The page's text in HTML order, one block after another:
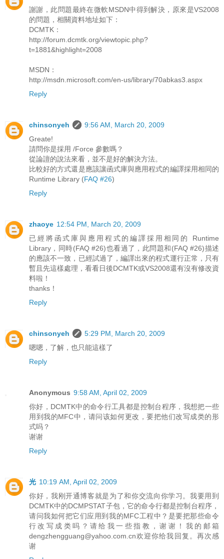
謝謝，此問題最終在微軟MSDN中得到解決，原來是VS2008
的問題，相關資料地址如下：
DCMTK：
http://forum.dcmtk.org/viewtopic.php?
t=1881&highlight=2008
MSDN：
http://msdn.microsoft.com/en-us/library/70abkas3.aspx
Reply
chinsonyeh
9:56 AM, March 20, 2009
Greate!
請問你是採用 /Force 參數嗎？
從論譠的說法來看，並不是好的解決方法。
比較好的方式還是應該讓函式庫與應用程式的編譯採用相同的
Runtime Library (FAQ #26)
Reply
zhaoye 12:54 PM, March 20, 2009
已經將函式庫與應用程式的編譯採用相同的 Runtime
Library，同時(FAQ #26)也看過了，此問題和(FAQ #26)描述
的應該不一致，已經試過了，編譯出來的程式運行正常，只有
暫且先這樣處理，看看日後DCMTK或VS2008還有沒有修改資
料啦！
thanks！
Reply
chinsonyeh
5:29 PM, March 20, 2009
嗯嗯，了解，也只能這樣了
Reply
Anonymous 9:58 AM, April 02, 2009
你好，DCMTK中的命令行工具都是控制台程序，我想把一些
用到我的MFC中，请问该如何更改，要把他们改写成类的形
式吗？
谢谢
Reply
光 10:19 AM, April 02, 2009
你好，我刚开通博客就是为了和你交流向你学习。我要用到
DCMTK中的DCMPSTAT子包，它的命令行都是控制台程序，
请问我如何把它们应用到我的MFC工程中？是要把那些命令
行改写成类吗？请给我一些指教，谢谢！我的邮箱
dengzhengguang@yahoo.com.cn欢迎你给我回复。再次感
谢